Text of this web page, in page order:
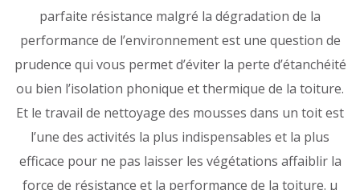
parfaite résistance malgré la dégradation de la
performance de l’environnement est une question de
prudence qui vous permet d’éviter la perte d’étanchéité
ou bien l’isolation phonique et thermique de la toiture.
Et le travail de nettoyage des mousses dans un toit est
l’une des activités la plus indispensables et la plus
efficace pour ne pas laisser les végétations affaiblir la
force de résistance et la performance de la toiture. µ